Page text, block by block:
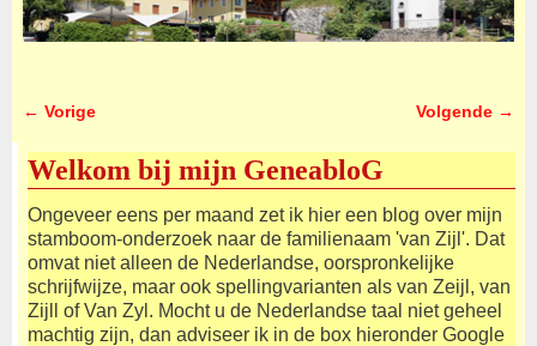
← Vorige Volgende →
Welkom bij mijn GeneabloG
Ongeveer eens per maand zet ik hier een blog over mijn
stamboom-onderzoek naar de familienaam 'van Zijl'. Dat
omvat niet alleen de Nederlandse, oorspronkelijke
schrijfwijze, maar ook spellingvarianten als van Zeijl, van
Zijll of Van Zyl. Mocht u de Nederlandse taal niet geheel
machtig zijn, dan adviseer ik in de box hieronder Google